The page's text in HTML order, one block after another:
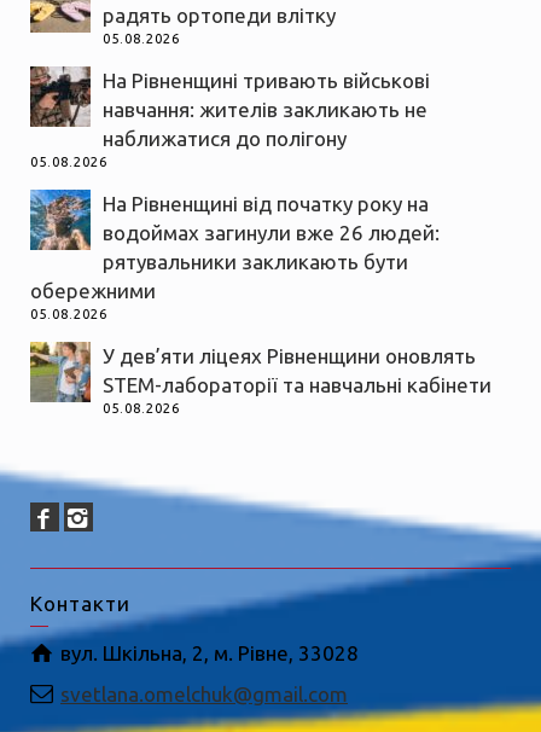
радять ортопеди влітку
05.08.2026
На Рівненщині тривають військові
навчання: жителів закликають не
наближатися до полігону
05.08.2026
На Рівненщині від початку року на
водоймах загинули вже 26 людей:
рятувальники закликають бути
обережними
05.08.2026
У дев’яти ліцеях Рівненщини оновлять
STEM-лабораторії та навчальні кабінети
05.08.2026
Контакти
вул. Шкільна, 2, м. Рівне, 33028
svetlana.omelchuk@gmail.com